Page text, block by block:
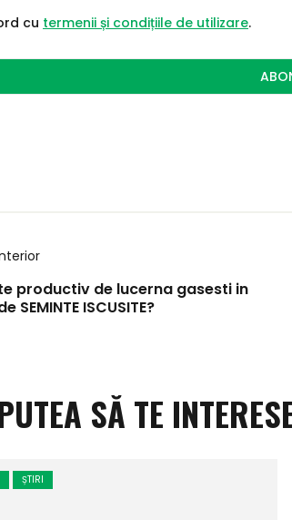
cu termenii și condițiile de utilizare.
productiv de lucerna gasesti in
SEMINTE ISCUSITE?
SĂ TE
ȘTIRI